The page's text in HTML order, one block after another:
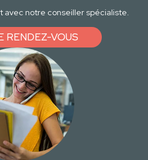
avec notre conseiller spécialiste.
RENDEZ-VOUS